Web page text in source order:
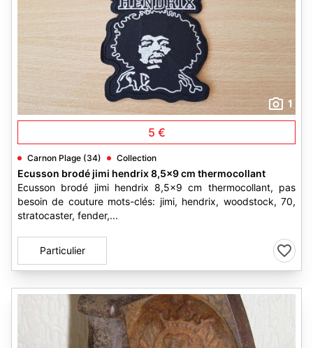
1
5 €
Carnon Plage (34) Collection
Ecusson brodé jimi hendrix 8,5x9 cm thermocollant
Ecusson brodé jimi hendrix 8,5x9 cm thermocollant, pas
besoin de couture mots-clés: jimi, hendrix, woodstock, 70,
stratocaster, fender,...
Particulier